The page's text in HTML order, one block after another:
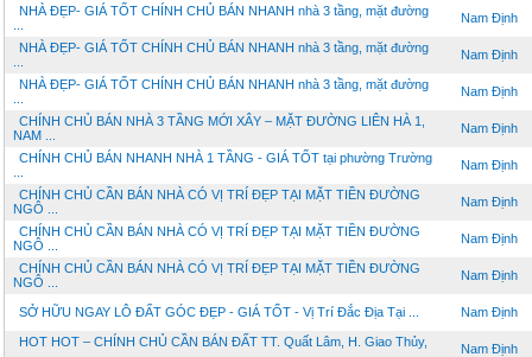
NHÀ ĐẸP- GIÁ TỐT CHÍNH CHỦ BÁN NHANH nhà 3 tầng, mặt đường
Nam Định
NHÀ ĐẸP- GIÁ TỐT CHÍNH CHỦ BÁN NHANH nhà 3 tầng, mặt đường
Nam Định
NHÀ ĐẸP- GIÁ TỐT CHÍNH CHỦ BÁN NHANH nhà 3 tầng, mặt đường
Nam Định
CHÍNH CHỦ BÁN NHÀ 3 TẦNG MỚI XÂY – MẶT ĐƯỜNG LIÊN HÀ 1,
NAM ...
Nam Định
CHÍNH CHỦ BÁN NHANH NHÀ 1 TẦNG - GIÁ TỐT tại phường Trường
Nam Định
CHÍNH CHỦ CẦN BÁN NHÀ CÓ VỊ TRÍ ĐẸP TẠI MẶT TIỀN ĐƯỜNG
NGÔ ...
Nam Định
CHÍNH CHỦ CẦN BÁN NHÀ CÓ VỊ TRÍ ĐẸP TẠI MẶT TIỀN ĐƯỜNG
NGÔ ...
Nam Định
CHÍNH CHỦ CẦN BÁN NHÀ CÓ VỊ TRÍ ĐẸP TẠI MẶT TIỀN ĐƯỜNG
NGÔ ...
Nam Định
SỞ HỮU NGAY LÔ ĐẤT GÓC ĐẸP - GIÁ TỐT - Vị Trí Đắc Địa Tại ... Nam Định
HOT HOT – CHÍNH CHỦ CẦN BÁN ĐẤT TT. Quất Lâm, H. Giao Thủy,
Nam Định